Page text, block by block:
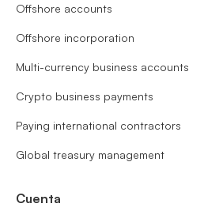
Offshore accounts
Offshore incorporation
Multi-currency business accounts
Crypto business payments
Paying international contractors
Global treasury management
Cuenta